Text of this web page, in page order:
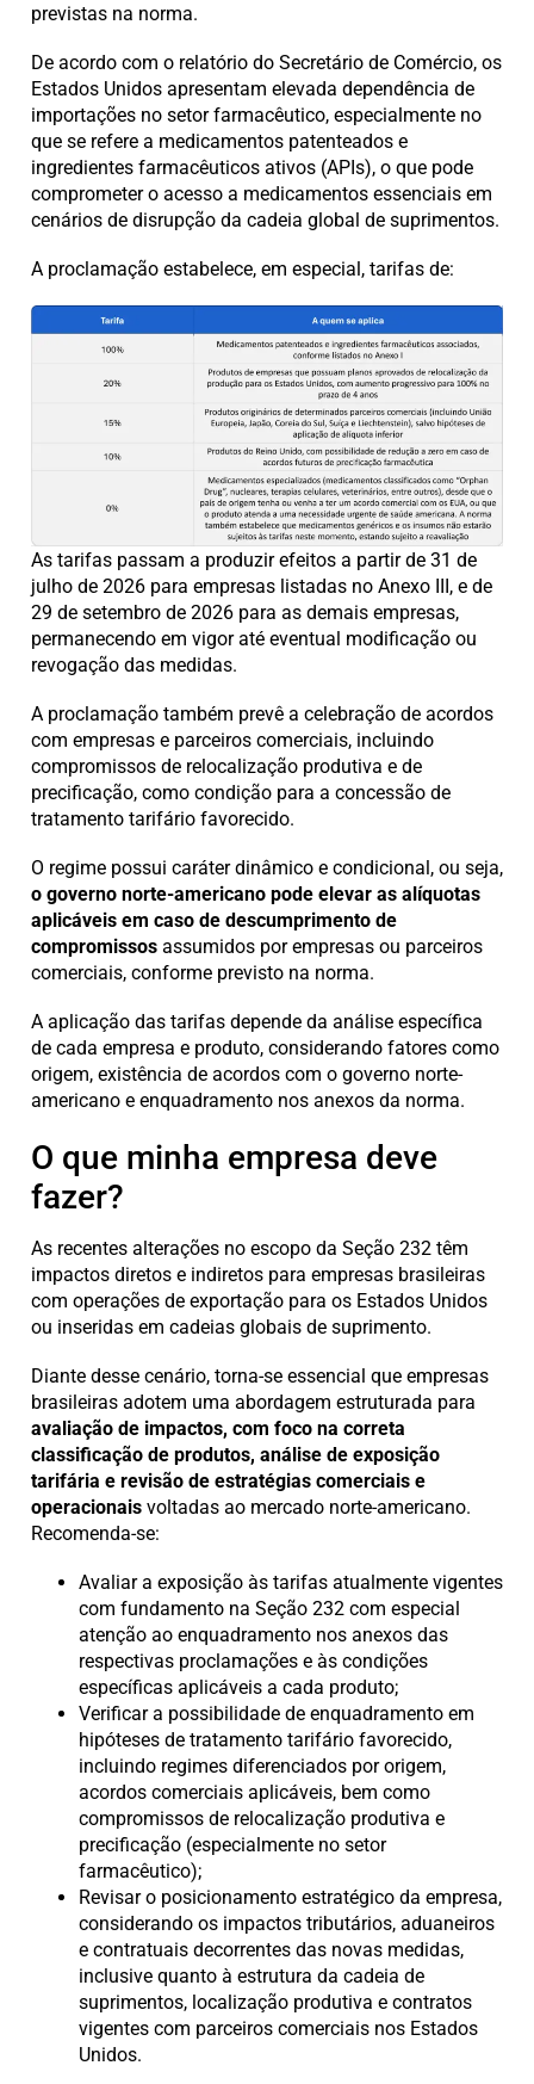
previstas na norma.
De acordo com o relatório do Secretário de Comércio, os
Estados Unidos apresentam elevada dependência de
importações no setor farmacêutico, especialmente no
que se refere a medicamentos patenteados e
ingredientes farmacêuticos ativos (APIs), o que pode
comprometer o acesso a medicamentos essenciais em
cenários de disrupção da cadeia global de suprimentos.
A proclamação estabelece, em especial, tarifas de:
As tarifas passam a produzir efeitos a partir de 31 de
julho de 2026 para empresas listadas no Anexo III, e de
29 de setembro de 2026 para as demais empresas,
permanecendo em vigor até eventual modificação ou
revogação das medidas.
A proclamação também prevê a celebração de acordos
com empresas e parceiros comerciais, incluindo
compromissos de relocalização produtiva e de
precificação, como condição para a concessão de
tratamento tarifário favorecido.
O regime possui caráter dinâmico e condicional, ou seja,
o governo norte-americano pode elevar as alíquotas
aplicáveis em caso de descumprimento de
compromissos assumidos por empresas ou parceiros
comerciais, conforme previsto na norma.
A aplicação das tarifas depende da análise específica
de cada empresa e produto, considerando fatores como
origem, existência de acordos com o governo norte-
americano e enquadramento nos anexos da norma.
O que minha empresa deve
fazer?
As recentes alterações no escopo da Seção 232 têm
impactos diretos e indiretos para empresas brasileiras
com operações de exportação para os Estados Unidos
ou inseridas em cadeias globais de suprimento.
Diante desse cenário, torna-se essencial que empresas
brasileiras adotem uma abordagem estruturada para
avaliação de impactos, com foco na correta
classificação de produtos, análise de exposição
tarifária e revisão de estratégias comerciais e
operacionais voltadas ao mercado norte-americano.
Recomenda-se:
Avaliar a exposição às tarifas atualmente vigentes
com fundamento na Seção 232 com especial
atenção ao enquadramento nos anexos das
respectivas proclamações e às condições
específicas aplicáveis a cada produto;
Verificar a possibilidade de enquadramento em
hipóteses de tratamento tarifário favorecido,
incluindo regimes diferenciados por origem,
acordos comerciais aplicáveis, bem como
compromissos de relocalização produtiva e
precificação (especialmente no setor
farmacêutico);
Revisar o posicionamento estratégico da empresa,
considerando os impactos tributários, aduaneiros
e contratuais decorrentes das novas medidas,
inclusive quanto à estrutura da cadeia de
suprimentos, localização produtiva e contratos
vigentes com parceiros comerciais nos Estados
Unidos.